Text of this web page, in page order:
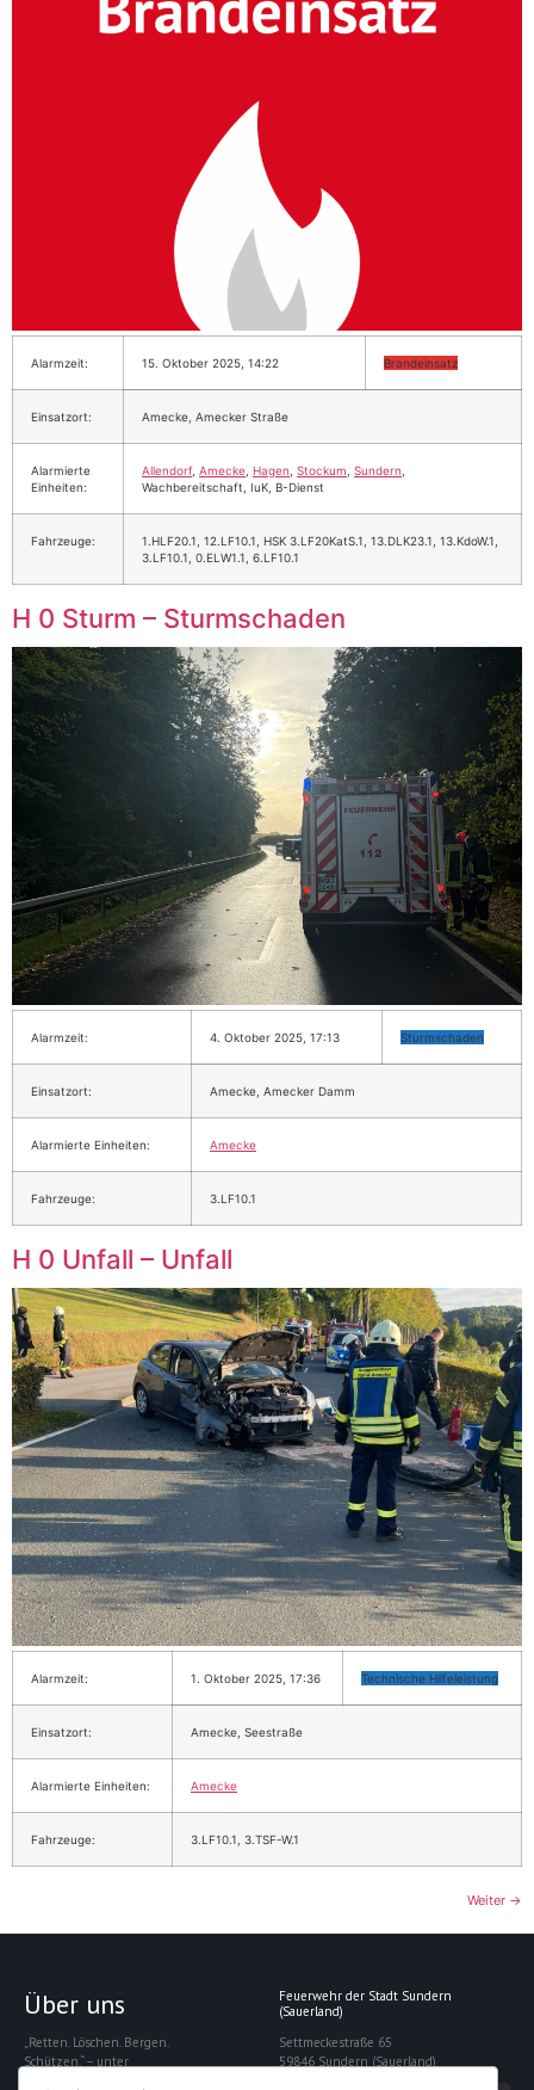
Alarmzeit: 15. Oktober 2025, 14:22 Brandeinsatz
Einsatzort: Amecke, Amecker Straße
Alarmierte
Einheiten:
Allendorf, Amecke Hagen Stockum Sundern
Wachbereitschaft, IuK, B-Dienst
Fahrzeuge:
1.HLF20.1, 12.LF10.1, HSK 3.LF20KatS.1, 13.DLK23.1, 13.KdoW.1,
3.LF10.1, 0.ELW1.1, 6.LF10.1
H 0 Sturm – Sturmschaden
Alarmzeit: 4. Oktober 2025, 17:13 Sturmschaden
Einsatzort: Amecke, Amecker Damm
Alarmierte Einheiten: Amecke
Fahrzeuge: 3.LF10.1
H 0 Unfall – Unfall
Alarmzeit: 1. Oktober 2025, 17:36 Technische Hilfeleistung
Einsatzort: Amecke, Seestraße
Alarmierte Einheiten: Amecke
Fahrzeuge: 3.LF10.1, 3.TSF-W.1
Weiter →
Über uns
„Retten. Löschen. Bergen.
Schützen.“ – unter
Feuerwehr der Stadt Sundern
(Sauerland)
Settmeckestraße 65
59846 Sundern (Sauerland)